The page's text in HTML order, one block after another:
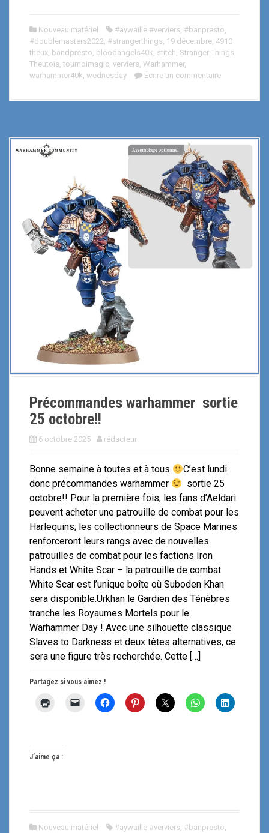
Nouveau matériel #aywaille #verviers, #banpresto,
#doublemasters2022, #strangerthings, 19 décembre, 4910
theux, bandpresto, bloodangels40k, stitch, Stranger Things,
Theutois, tournoimagic, verviers, Warhammer,
warhammer40k, wednesday Écrire un commentaire
Précommandes warhammer sortie
25 octobre!!
6 octobre 2025 rédacteur
Bonne semaine à toutes et à tous
C’est lundi
donc précommandes warhammer
sortie 25
octobre!! Pour la première fois, les fans d’Aeldari
peuvent acheter une patrouille de combat pour les
Harlequins; les collectionneurs de Space Marines
renforceront leurs rangs avec de nouvelles
patrouilles de combat pour les factions Iron
Hands et White Scar – la patrouille de combat
White Scar est l’unique boîte où Suboden Khan
sera disponible.Urkhan le Gardien des Ténèbres
tranche les Royaumes Mortels pour le
Warhammer Day ! Avec une silhouette classique
Slaves to Darkness et deux têtes alternatives, ce
sera une figure très recherchée. Cette […]
Partagez si vous aimez !
J’aime ça :
Nouveau matériel #aywaille #verviers, #banpresto,